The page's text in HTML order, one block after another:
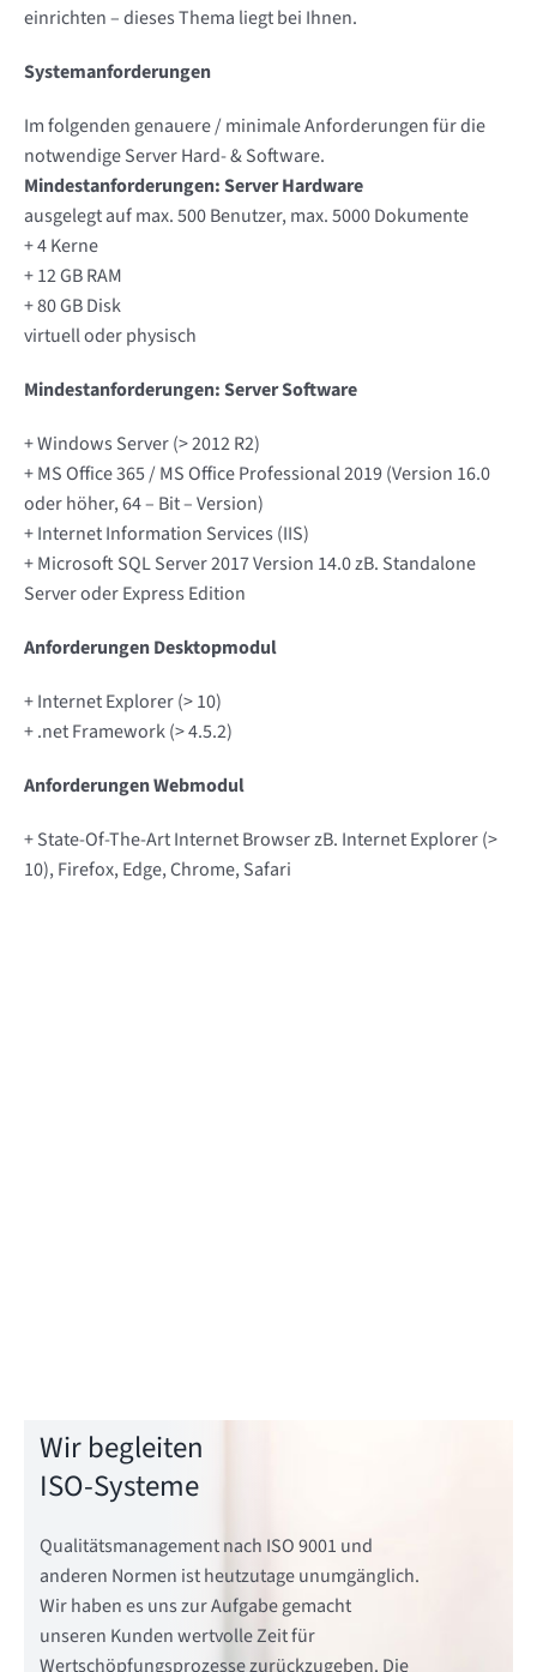
einrichten – dieses Thema liegt bei Ihnen.
Systemanforderungen
Im folgenden genauere / minimale Anforderungen für die
notwendige Server Hard- & Software.
Mindestanforderungen: Server Hardware
ausgelegt auf max. 500 Benutzer, max. 5000 Dokumente
+ 4 Kerne
+ 12 GB RAM
+ 80 GB Disk
virtuell oder physisch
Mindestanforderungen: Server Software
+ Windows Server (> 2012 R2)
+ MS Office 365 / MS Office Professional 2019 (Version 16.0
oder höher, 64 – Bit – Version)
+ Internet Information Services (IIS)
+ Microsoft SQL Server 2017 Version 14.0 zB. Standalone
Server oder Express Edition
Anforderungen Desktopmodul
+ Internet Explorer (> 10)
+ .net Framework (> 4.5.2)
Anforderungen Webmodul
+ State-Of-The-Art Internet Browser zB. Internet Explorer (>
10), Firefox, Edge, Chrome, Safari
Wir begleiten
ISO-Systeme
Qualitätsmanagement nach ISO 9001 und
anderen Normen ist heutzutage unumgänglich.
Wir haben es uns zur Aufgabe gemacht
unseren Kunden wertvolle Zeit für
Wertschöpfungsprozesse zurückzugeben. Die